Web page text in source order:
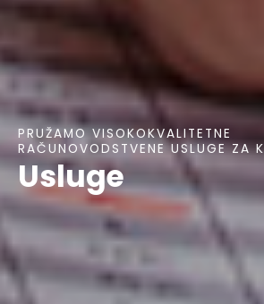
PRUŽAMO VISOKOKVALITETNE
RAČUNOVODSTVENE USLUGE ZA
Usluge